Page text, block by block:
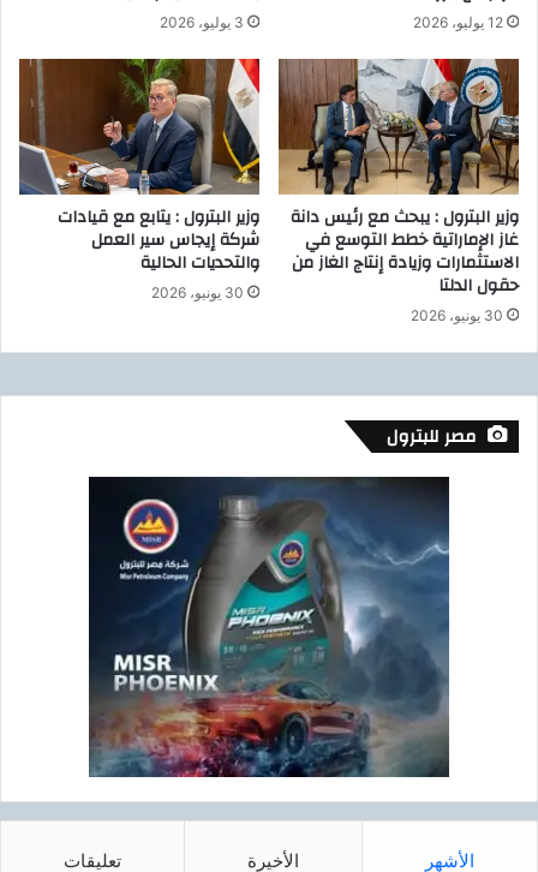
ي
د
و
ل
ي
ة
ل
ل
أ
و
م
ج
ا
ف
ر
و
س
ي
ل
ع
ل
ا
ل
12 يوليو، 2026 3 يوليو، 2026
وزير البترول : يبحث مع رئيس دانة
غاز الإماراتية خطط التوسع في
الاستثمارات وزيادة إنتاج الغاز من
حقول الدلتا
30 يونيو، 2026
وزير البترول : يتابع مع قيادات
شركة إيجاس سير العمل
والتحديات الحالية
30 يونيو، 2026
مصر للبترول
الأشهر الأخيرة تعليقات